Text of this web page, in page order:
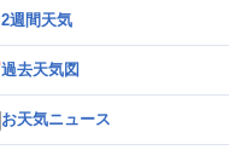
2週間天気
過去天気図
お天気ニュース